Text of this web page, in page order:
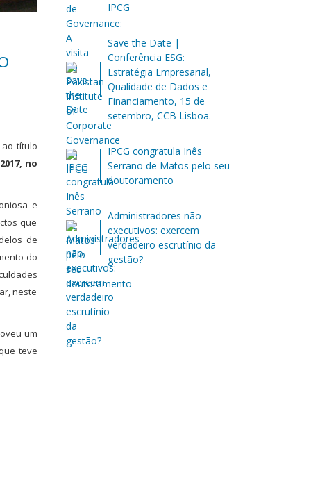
título
no
e
que
de
do
neste
um
teve
IPCG
Save the Date |
Conferência ESG:
Estratégia Empresarial,
Qualidade de Dados e
Financiamento, 15 de
setembro, CCB Lisboa.
IPCG congratula Inês
Serrano de Matos pelo seu
doutoramento
Administradores não
executivos: exercem
verdadeiro escrutínio da
gestão?